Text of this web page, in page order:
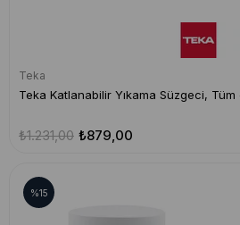
Teka
Teka Katlanabilir Yıkama Süzgeci,
₺879,00
₺1.231,00
%15